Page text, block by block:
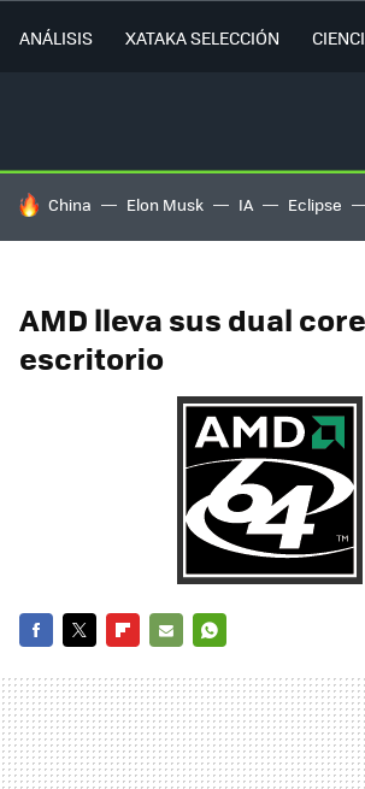
ANÁLISIS XATAKA SELECCIÓN
HOY SE HABLA DE
China Elon Musk IA Eclipse
AMD lleva sus dual
escritorio
MAIL